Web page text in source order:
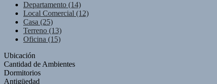
Departamento (14)
Local Comercial (12)
Casa (25)
Terreno (13)
Oficina (15)
Ubicación
Cantidad de Ambientes
Dormitorios
Antigüedad